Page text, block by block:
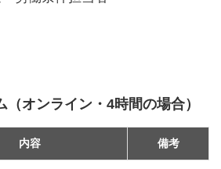
（オンライン・4時間の場合）
内容 備考